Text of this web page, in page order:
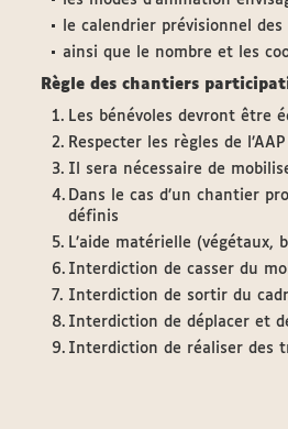
le calendrier prévisionnel
ainsi que le nombre et les
Règle des chantiers
Les bénévoles devront être
Respecter les règles de
Il sera nécessaire de
Dans le cas d’un chantier
définis
L’aide matérielle
Interdiction de casser du
Interdiction de sortir du
Interdiction de déplacer et
Interdiction de réaliser des